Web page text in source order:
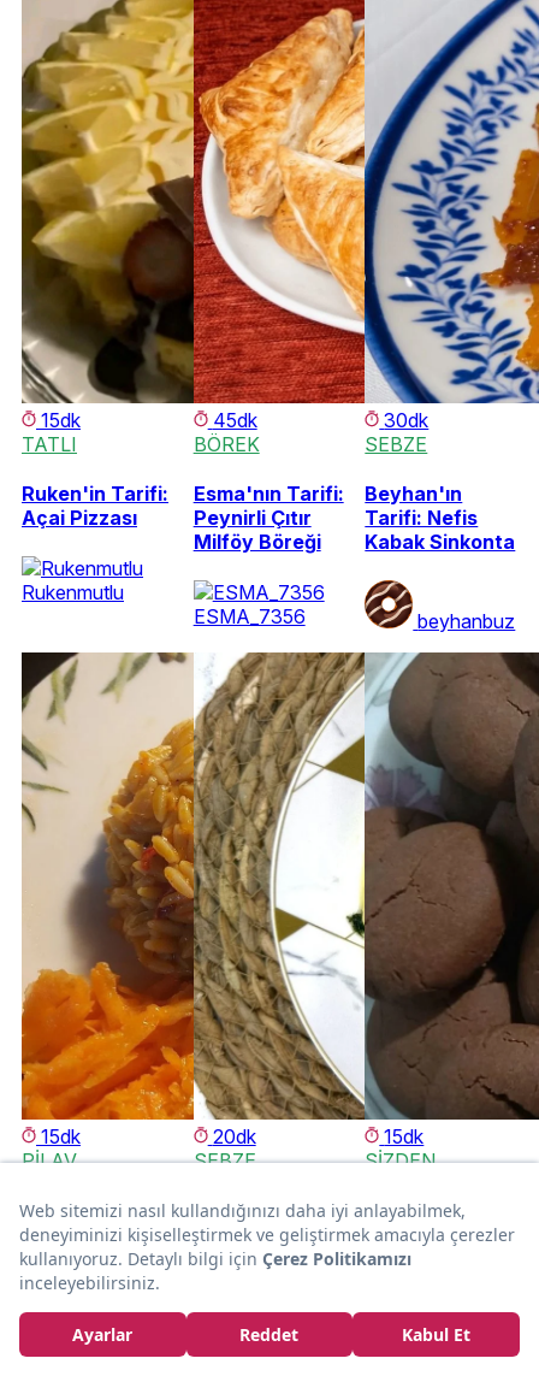
15dk
TATLI
Ruken'in Tarifi:
Açai Pizzası
Rukenmutlu
45dk
BÖREK
Esma'nın Tarifi:
Peynirli Çıtır
Milföy Böreği
ESMA_7356
30dk
SEBZE
Beyhan'ın
Tarifi: Nefis
Kabak Sinkonta
beyhanbuz
15dk
PİLAV
Akşam
Sofralarına:
Sebzeli Arpa
Şehriye Pilavı
20dk
SEBZE
Melek'in Tarifi:
Portakallı
Havuçlu
15dk
SİZDEN
Cansu'nun
Tarifi: Kakaolu
Cannnsu